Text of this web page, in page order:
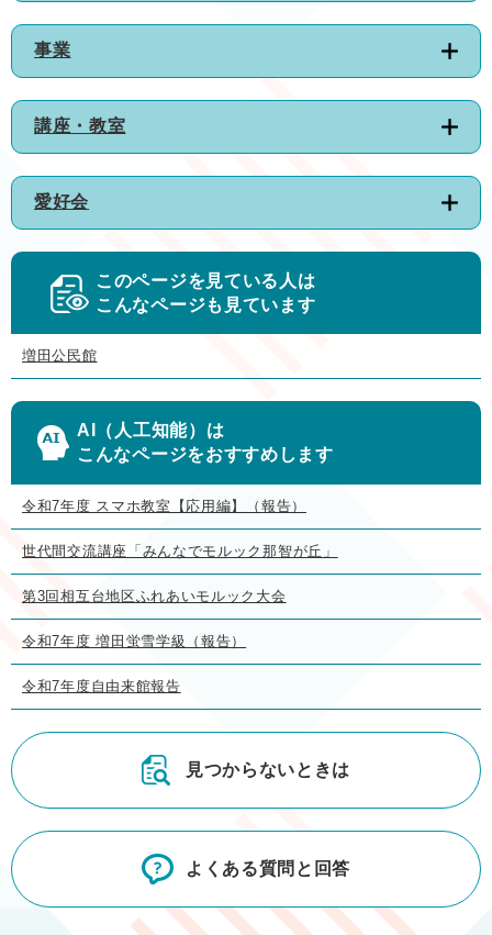
事業
講座・教室
愛好会
このページを見ている人は
こんなページも見ています
増田公民館
AI（人工知能）は
こんなページをおすすめします
令和7年度 スマホ教室【応用編】（報告）
世代間交流講座「みんなでモルック那智が丘」
第3回相互台地区ふれあいモルック大会
令和7年度 増田蛍雪学級（報告）
令和7年度自由来館報告
見つからないときは
よくある質問と回答